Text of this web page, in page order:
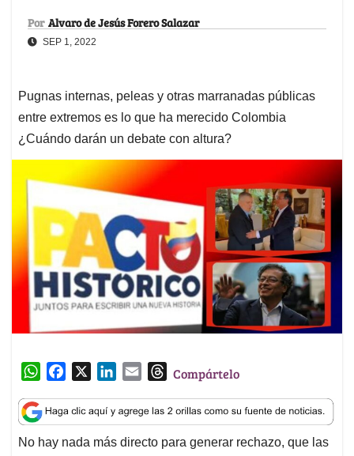
Por Alvaro de Jesús Forero Salazar
SEP 1, 2022
Pugnas internas, peleas y otras marranadas públicas
entre extremos es lo que ha merecido Colombia
¿Cuándo darán un debate con altura?
W
a
t
s
c
e
b
n
k
e
a
i
l
T
r
e
a
Compártelo
No hay nada más directo para generar rechazo, que las